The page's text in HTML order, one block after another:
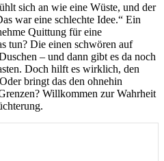
sich an wie eine Wüste, und der
war eine schlechte Idee.“ Ein
Quittung für eine
tun? Die einen schwören auf
– und dann gibt es da noch
Doch hilft es wirklich, den
bringt das den ohnehin
Willkommen zur Wahrheit